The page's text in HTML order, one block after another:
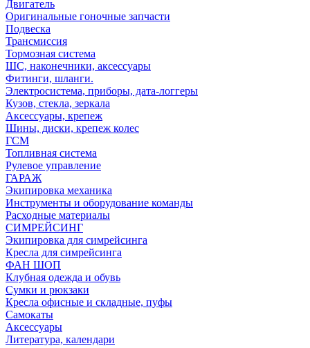
Двигатель
Оригинальные гоночные запчасти
Подвеска
Трансмиссия
Тормозная система
ШС, наконечники, аксессуары
Фитинги, шланги.
Электросистема, приборы, дата-логгеры
Кузов, стекла, зеркала
Аксессуары, крепеж
Шины, диски, крепеж колес
ГСМ
Топливная система
Рулевое управление
ГАРАЖ
Экипировка механика
Инструменты и оборудование команды
Расходные материалы
СИМРЕЙСИНГ
Экипировка для симрейсинга
Кресла для симрейсинга
ФАН ШОП
Клубная одежда и обувь
Сумки и рюкзаки
Кресла офисные и складные, пуфы
Самокаты
Аксессуары
Литература, календари